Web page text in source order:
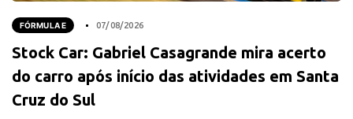
FÓRMULA E 07/08/2026
Stock Car: Gabriel Casagrande mira acerto
do carro após início das atividades em Santa
Cruz do Sul